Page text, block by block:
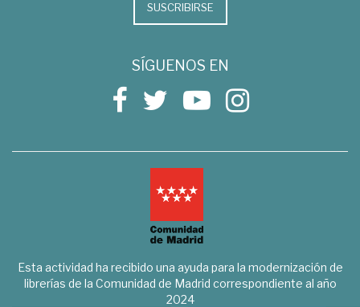
SUSCRIBIRSE
SÍGUENOS EN
Esta actividad ha recibido una ayuda para la modernización de
librerías de la Comunidad de Madrid correspondiente al año
2024